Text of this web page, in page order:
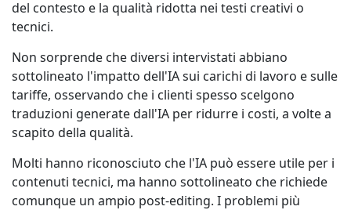
del contesto e la qualità ridotta nei testi creativi o
tecnici.
Non sorprende che diversi intervistati abbiano
sottolineato l'impatto dell'IA sui carichi di lavoro e sulle
tariffe, osservando che i clienti spesso scelgono
traduzioni generate dall'IA per ridurre i costi, a volte a
scapito della qualità.
Molti hanno riconosciuto che l'IA può essere utile per i
contenuti tecnici, ma hanno sottolineato che richiede
comunque un ampio post-editing. I problemi più